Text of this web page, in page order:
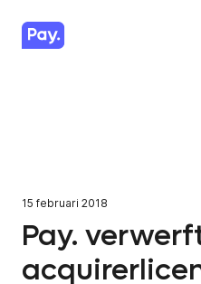
15 februari 2018
Pay.